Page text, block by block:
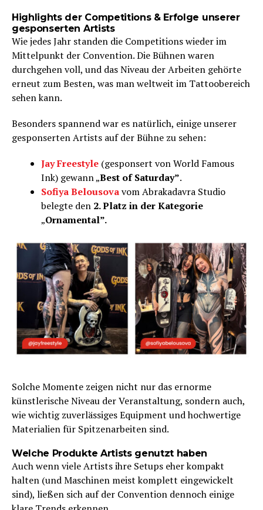
Highlights der Competitions & Erfolge unserer
gesponserten Artists
Wie jedes Jahr standen die Competitions wieder im
Mittelpunkt der Convention. Die Bühnen waren
durchgehen voll, und das Niveau der Arbeiten gehörte
erneut zum Besten, was man weltweit im Tattoobereich
sehen kann.
Besonders spannend war es natürlich, einige unserer
gesponserten Artists auf der Bühne zu sehen:
Jay Freestyle (gesponsert von World Famous
Ink) gewann „Best of Saturday”.
Sofiya Belousovavom Abrakadavra Studio
belegte den 2. Platz in der Kategorie
„Ornamental”.
Solche Momente zeigen nicht nur das ernorme
künstlerische Niveau der Veranstaltung, sondern auch,
wie wichtig zuverlässiges Equipment und hochwertige
Materialien für Spitzenarbeiten sind.
Welche Produkte Artists genutzt haben
Auch wenn viele Artists ihre Setups eher kompakt
halten (und Maschinen meist komplett eingewickelt
sind), ließen sich auf der Convention dennoch einige